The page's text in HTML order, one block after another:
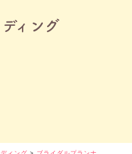
ィング